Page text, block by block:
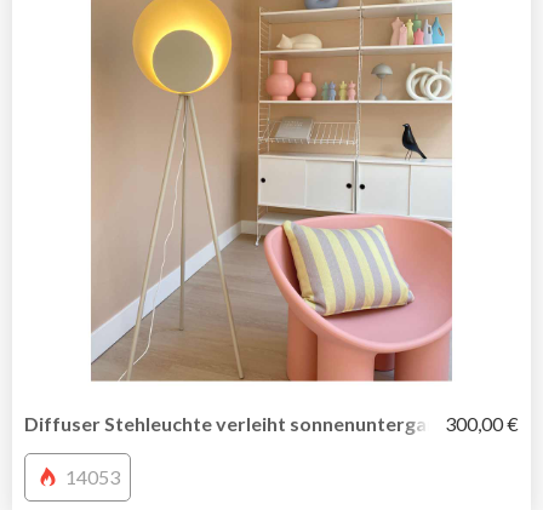
Diffuser Stehleuchte verleiht sonnenuntergangsähnliche
300,00 €
14053